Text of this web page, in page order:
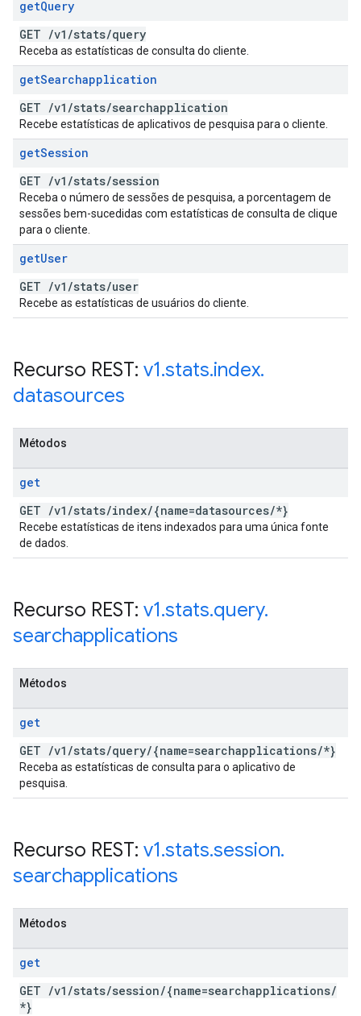
getQuery
GET /v1 /stats/query
Receba as estatísticas de consulta do cliente.
getSearchapplication
GET /v1 /stats/searchapplication
Recebe estatísticas de aplicativos de pesquisa para o cliente.
getSession
GET /v1 /stats/session
Receba o número de sessões de pesquisa, a porcentagem de
sessões bem-sucedidas com estatísticas de consulta de clique
para o cliente.
getUser
GET /v1 /stats/user
Recebe as estatísticas de usuários do cliente.
Recurso REST: v1.stats.index.
datasources
Métodos
get
GET /v1 /stats/index/{name=datasources/*}
Recebe estatísticas de itens indexados para uma única fonte
de dados.
Recurso REST: v1.stats.query.
searchapplications
Métodos
get
GET /v1 /stats/query/{name=searchapplications/*}
Receba as estatísticas de consulta para o aplicativo de
pesquisa.
Recurso REST: v1.stats.session.
searchapplications
Métodos
get
GET /v1 /stats/session/{name=searchapplications/
*}